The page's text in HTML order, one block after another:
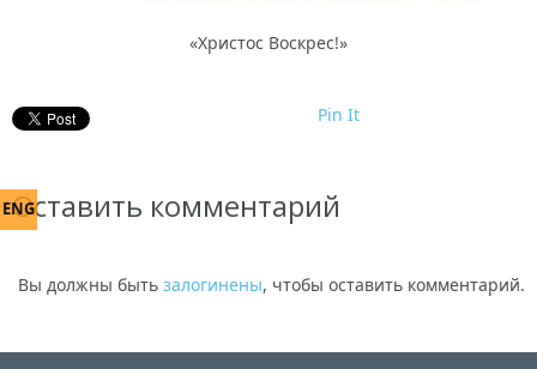
ENG
«Христос Воскрес!»
Pin It
Оставить комментарий
Вы должны быть залогинены, чтобы оставить комментарий.